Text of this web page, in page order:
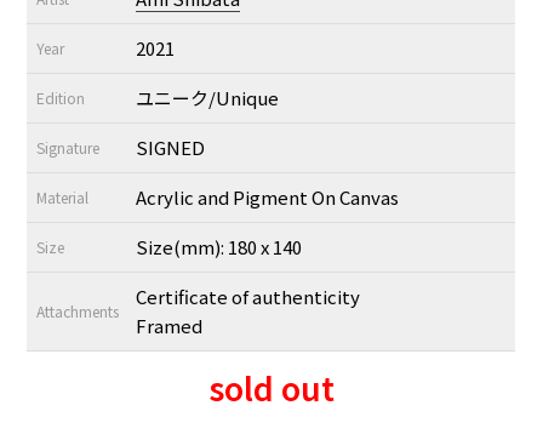
Year 2021
Edition ユニーク/Unique
Signature SIGNED
Material Acrylic and Pigment On Canvas
Size Size(mm): 180 x 140
Attachments
Certificate of authenticity
Framed
sold out